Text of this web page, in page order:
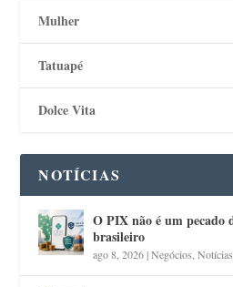
Mulher
Tatuapé
Dolce Vita
NOTÍCIAS
O PIX não é um pecado
brasileiro
ago 8, 2026|Negócios,Notícias